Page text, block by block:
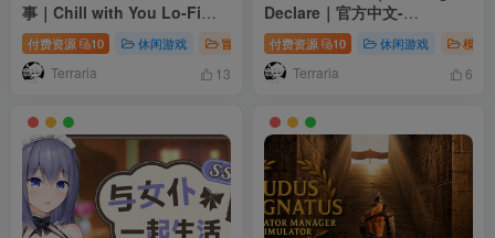
事｜Chill with You Lo-Fi
Story｜官方中文-v1.15.2｜
2.70G｜免安装
付费资源 10 休闲游戏 冒险游戏 电脑游戏
Terraria 13
Declare｜官方中文-
Build.24391757｜4.24G｜免
安装
付费资源 10 休闲游戏 模拟
Terraria 6